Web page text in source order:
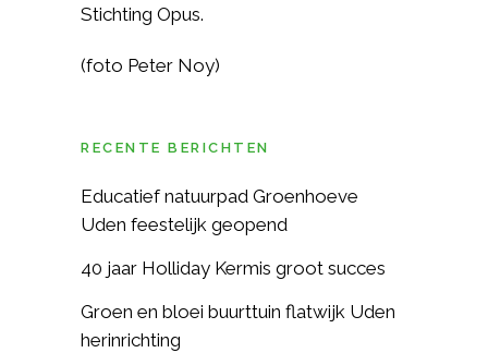
Stichting Opus.
(foto Peter Noy)
RECENTE BERICHTEN
Educatief natuurpad Groenhoeve
Uden feestelijk geopend
40 jaar Holliday Kermis groot succes
Groen en bloei buurttuin flatwijk Uden
herinrichting